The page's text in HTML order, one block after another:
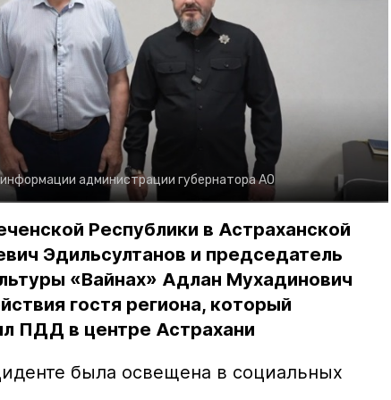
администрации губернатора АО
Республики в Астраханской
Эдильсултанов и председатель
«Вайнах» Адлан Мухадинович
гостя региона, который
ПДД в центре Астрахани
была освещена в социальных